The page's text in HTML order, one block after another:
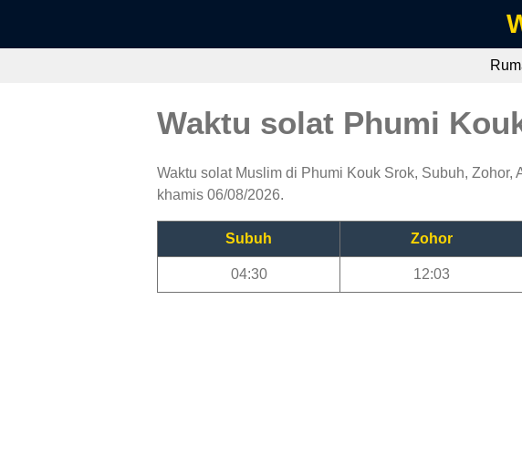
Waktu solat Phumi
Waktu solat Muslim di Phumi Kouk Srok, Subuh,
khamis 06/08/2026.
Subuh Zohor
04:30 12:03